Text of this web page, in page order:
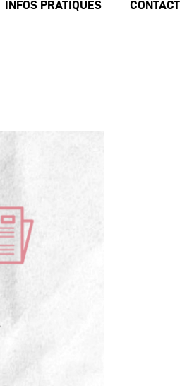
INFOS PRATIQUES CONTACT